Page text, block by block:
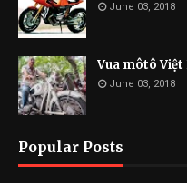
June 03, 2018
Vua môtô
June 03, 2018
Popular Posts